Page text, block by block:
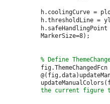
h.coolingCurve =
h.thresholdLine =
MarkerSize=8);
% Define
fig.ThemeChangedFcn
the current figure